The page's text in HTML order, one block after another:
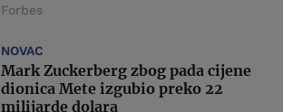
Forbes
NOVAC
Mark Zuckerberg zbog pada cijene
dionica Mete izgubio preko 22
milijarde dolara